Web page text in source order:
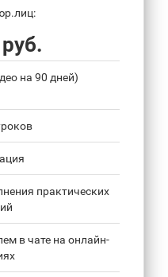
на 90 дней)
практических
в чате на онлайн-